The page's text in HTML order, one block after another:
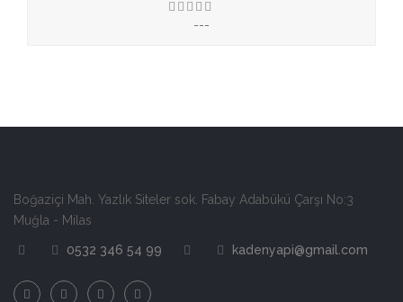
3.50
---
Boğaziçi Mah. Yazlık Siteler sok. Fabay Adabükü Çarşı No:3
Muğla - Milas
0532 346 54 99 kadenyapi@gmail.com